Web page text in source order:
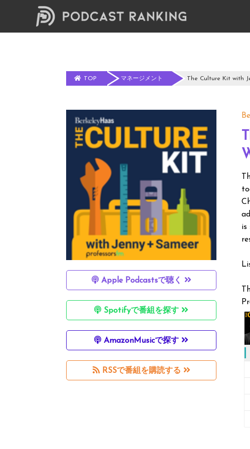
TOP マネージメント The Culture Kit with
Apple Podcastsで聴く
Spotifyで番組を探す
AmazonMusicで探す
RSSで番組を購読する
is